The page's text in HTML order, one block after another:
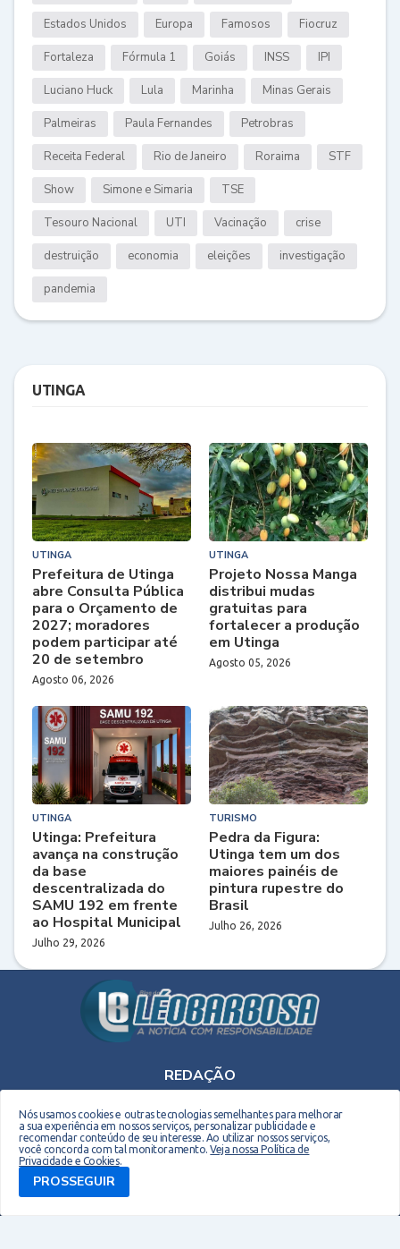
Estados Unidos Europa Famosos Fiocruz
Fortaleza Fórmula 1 Goiás INSS IPI
Luciano Huck Lula Marinha Minas Gerais
Palmeiras Paula Fernandes Petrobras
Receita Federal Rio de Janeiro Roraima STF
Show Simone e Simaria TSE
Tesouro Nacional UTI Vacinação crise
destruição economia eleições investigação
pandemia
UTINGA
UTINGA
Prefeitura de Utinga
abre Consulta Pública
para o Orçamento de
2027; moradores
podem participar até
20 de setembro
Agosto 06, 2026
UTINGA
Projeto Nossa Manga
distribui mudas
gratuitas para
fortalecer a produção
em Utinga
Agosto 05, 2026
UTINGA
Utinga: Prefeitura
avança na construção
da base
descentralizada do
SAMU 192 em frente
ao Hospital Municipal
Julho 29, 2026
TURISMO
Pedra da Figura:
Utinga tem um dos
maiores painéis de
pintura rupestre do
Brasil
Julho 26, 2026
REDAÇÃO
Nós usamos cookies e outras tecnologias semelhantes para melhorar
a sua experiência em nossos serviços, personalizar publicidade e
recomendar conteúdo de seu interesse. Ao utilizar nossos serviços,
você concorda com tal monitoramento.Veja nossa Política de
Privacidade e Cookies.
PROSSEGUIR